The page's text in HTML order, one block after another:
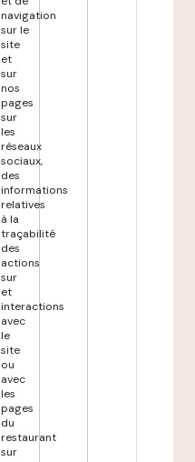
navigation
sur le
site
et
sur
nos
pages
sur
les
réseaux
sociaux,
des
informations
relatives
à la
traçabilité
des
actions
sur
et
interactions
avec
le
site
ou
avec
les
pages
du
restaurant
sur